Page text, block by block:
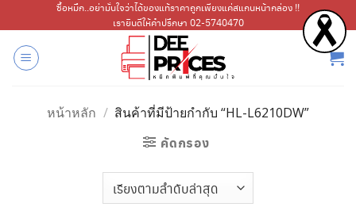
ไป
เนื้อหา
ซื้อหมึก..อย่ามั่นใจว่าได้ของแท้ราคาถูกเพียงแค่สแกนหน้ากล่อง !!
เรายินดีให้คำปรึกษา 02-5740470
หน้าหลัก / สินค้าที่มีป้ายกำกับ “HL-L6210DW”
คัดกรอง